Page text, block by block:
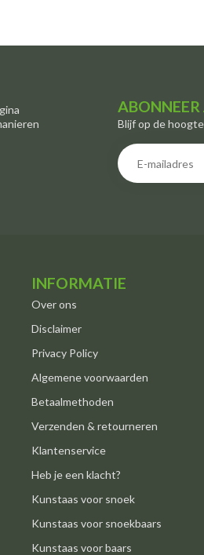
ABONNEER
Blijf op de
INFORMATIE
Over ons
Disclaimer
Privacy Policy
Algemene voorwaarden
Betaalmethoden
Verzenden & retourneren
Klantenservice
Heb je een klacht?
Kunstaas voor snoek
Kunstaas voor snoekbaars
Kunstaas voor baars